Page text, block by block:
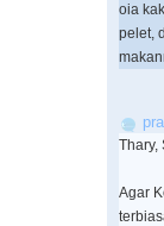
oia
pelet,
Thary,
Agar